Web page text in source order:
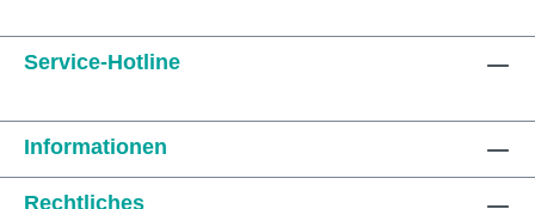
Service-Hotline
Informationen
Rechtliches